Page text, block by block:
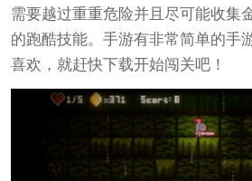
需要越过重重危险并且尽可能收集
的跑酷技能。手游有非常简单的手
喜欢，就赶快下载开始闯关吧！